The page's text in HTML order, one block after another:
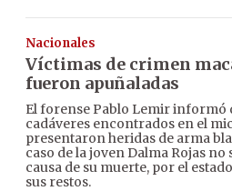
Nacionales
Víctimas de crimen
fueron apuñaladas
El forense Pablo Lemir informó
cadáveres encontrados en el
presentaron heridas de arma
caso de la joven Dalma Rojas
causa de su muerte, por el
sus restos.